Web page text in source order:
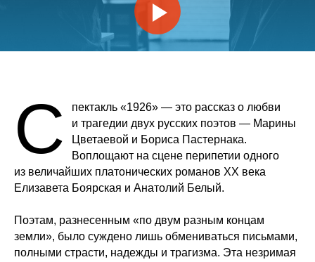
С
пектакль «1926» — это рассказ о любви
и трагедии двух русских поэтов — Марины
Цветаевой и Бориса Пастернака.
Воплощают на сцене перипетии одного
из величайших платонических романов XX века
Елизавета Боярская и Анатолий Белый.
Поэтам, разнесенным «по двум разным концам
земли», было суждено лишь обмениваться письмами,
полными страсти, надежды и трагизма. Эта незримая